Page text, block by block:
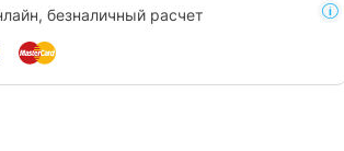
безналичный расчет